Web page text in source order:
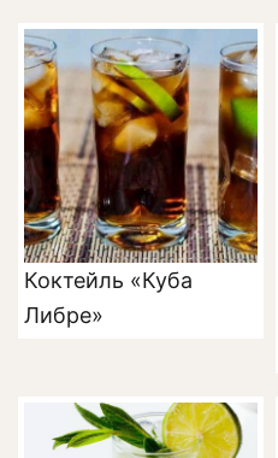
Коктейль «Куба
Либре»